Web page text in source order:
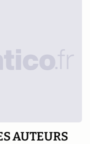
AUTEURS